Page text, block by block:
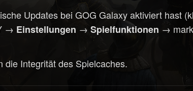
Updates bei GOG Galaxy aktiviert hast
→ Einstellungen →Spielfunktionen →
die Integrität des Spielcaches.